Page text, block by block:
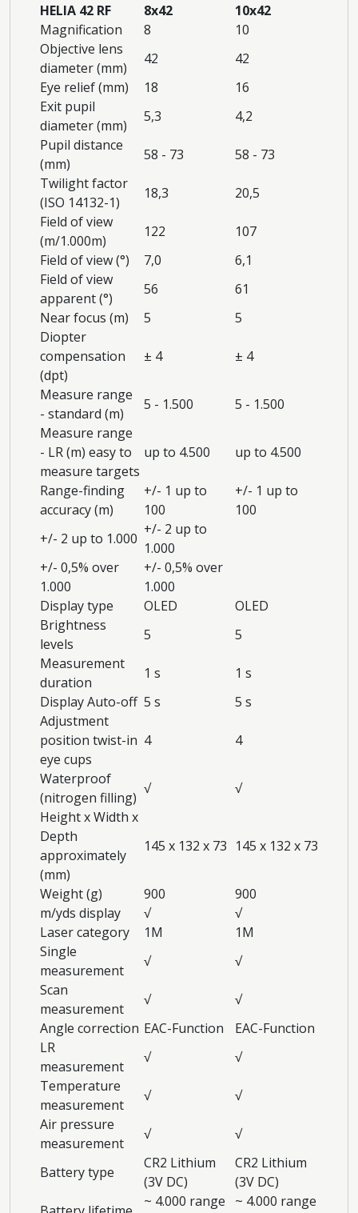
HELIA 42 RF 8x42
10x42
Magnification
8
10
Objective lens
diameter (mm)
42
42
Eye relief (mm)
18
16
Exit pupil
diameter (mm)
5,3
4,2
Pupil distance
(mm)
58 - 73
58 - 73
Twilight factor
(ISO 14132-1)
18,3
20,5
Field of view
(m/1.000m)
122
107
Field of view (°)
7,0
6,1
Field of view
apparent (°)
56
61
Near focus (m)
5
5
Diopter
compensation
(dpt)
± 4 ± 4
Measure range
- standard (m)
5 - 1.500
5 - 1.500
Measure range
- LR (m) easy to
measure targets
up to 4.500 up to 4.500
Range-finding
accuracy (m)
+/- 1 up to
100
+/- 1 up to
100
+/- 2 up to 1.000
+/- 2 up to
1.000
+/- 0,5% over
1.000
+/- 0,5% over
1.000
Display type
OLED
OLED
Brightness
levels
5
5
Measurement
duration
1 s
1 s
Display Auto-off 5 s
5 s
Adjustment
position twist-in
eye cups
4 4
Waterproof
(nitrogen filling)
√
√
Height x Width x
Depth
approximately
(mm)
145 x 132 x 73 145 x 132 x 73
Weight (g) 900
900
m/yds display
√
√
Laser category
1M
1M
Single
measurement
√
√
Scan
measurement
√
√
Angle correction EAC-Function
EAC-Function
LR
measurement
√
√
Temperature
measurement
√
√
Air pressure
measurement
√ √
Battery type
CR2 Lithium
(3V DC)
CR2 Lithium
(3V DC)
~ 4.000 range
~ 4.000 range